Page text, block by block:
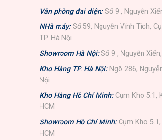
Văn phòng đại diện:Số 9 , Nguyễn
NHà máy: Số 59, Nguyễn Vĩnh Tích,
TP. Hà Nội
Showroom Hà Nội: Số 9 , Nguyễn
Kho Hàng TP. Hà Nội: Ngõ 286,
Nội
Kho Hàng Hồ Chí Minh: Cụm Kho 5.1,
HCM
Showroom Hồ Chí Minh: Cụm Kho 5.1,
HCM